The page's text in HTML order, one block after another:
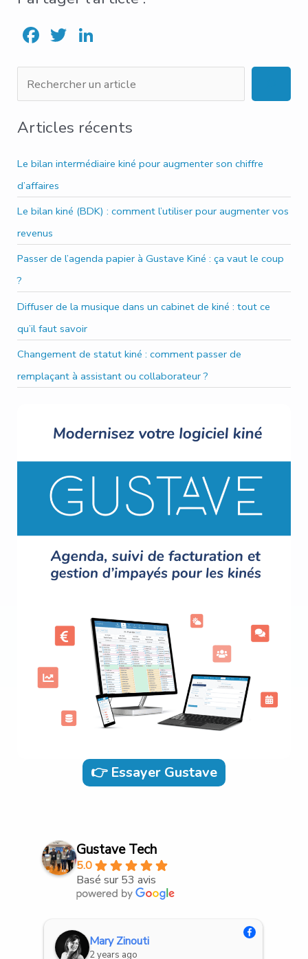
F
e
b
o
T
it
te
r
ke
dI
n
e
c
e
r
c
h
e
r
Articles récents
Le bilan intermédiaire kiné pour augmenter son chiffre
d’affaires
Le bilan kiné (BDK) : comment l’utiliser pour augmenter vos
revenus
Passer de l’agenda papier à Gustave Kiné : ça vaut le coup
?
Diffuser de la musique dans un cabinet de kiné : tout ce
qu’il faut savoir
Changement de statut kiné : comment passer de
remplaçant à assistant ou collaborateur ?
👉 Essayer Gustave
Gustave Tech
5.0
Basé sur 53 avis
Margot
3 years ago